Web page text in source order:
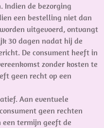
Indien de bezorging
een bestelling niet dan
uitgevoerd, ontvangt
30 dagen nadat hij de
De consument heeft in
zonder kosten te
geen recht op een
Aan eventuele
geen rechten
termijn geeft de